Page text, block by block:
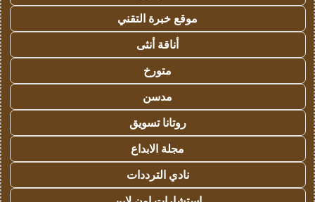
موقع خبرة التقني
أناقة أنثى
متورخ
مدسن
روتانا تسويق
مجلة الابداع
نادي الترددات